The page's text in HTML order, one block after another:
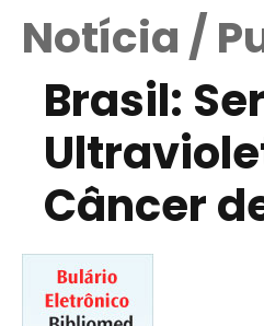
Notícia /
Brasil:
Câncer